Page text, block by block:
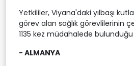
Yetkililer, Viyana'daki yılbaşı
görev alan sağlık görevlilerinin
1135 kez müdahalede
- ALMANYA